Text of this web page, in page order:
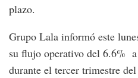
plazo.
Grupo Lala informó este
su flujo operativo del 6.6%
durante el tercer trimestre